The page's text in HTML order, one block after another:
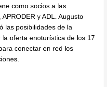
como socios a las
y ADL. Augusto
las posibilidades de la
oferta enoturística de los 17
conectar en red los